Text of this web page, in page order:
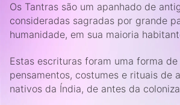
Os Tantras são um apanhado de
consideradas sagradas por grande
humanidade, em sua maioria
Estas escrituras foram uma forma
pensamentos, costumes e rituais de
nativos da Índia, de antes da